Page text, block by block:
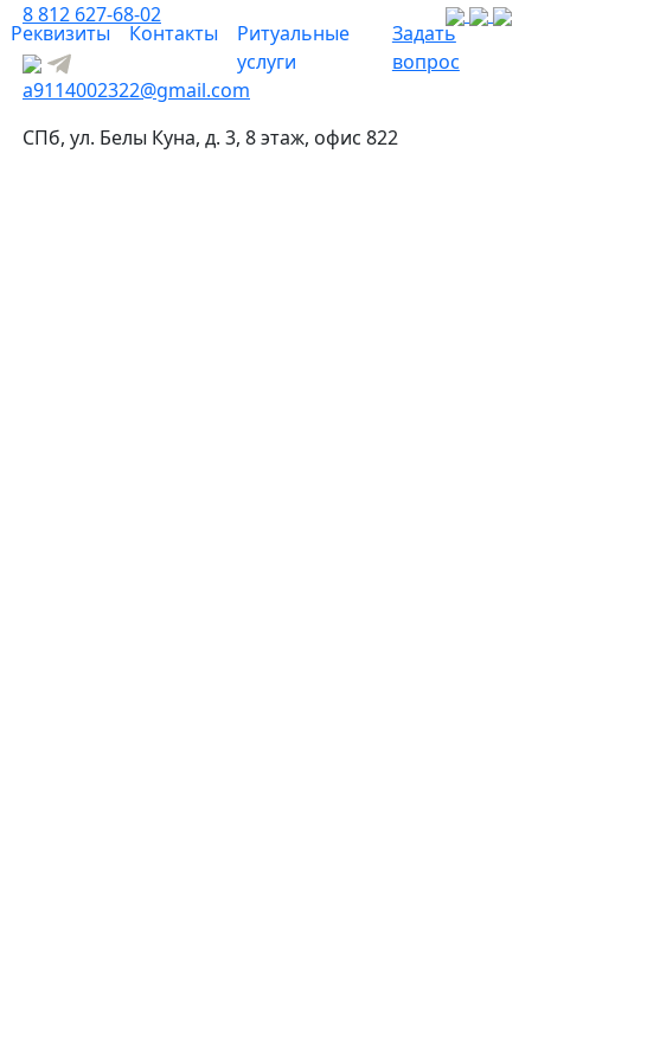
Реквизиты Контакты
Ритуальные
услуги
Задать
вопрос
8 812 627-68-02
a9114002322@gmail.com
СПб, ул. Белы Куна, д. 3, 8 этаж, офис 822